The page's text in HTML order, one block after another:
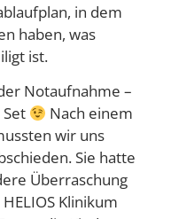
in dem
haben, was
ist.
Notaufnahme –
Nach einem
wir uns
Sie hatte
Überraschung
Klinikum